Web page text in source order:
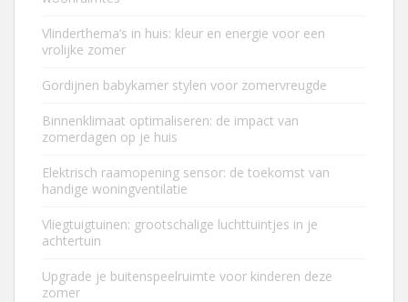
Vlinderthema’s in huis: kleur en energie voor een
vrolijke zomer
Gordijnen babykamer stylen voor zomervreugde
Binnenklimaat optimaliseren: de impact van
zomerdagen op je huis
Elektrisch raamopening sensor: de toekomst van
handige woningventilatie
Vliegtuigtuinen: grootschalige luchttuintjes in je
achtertuin
Upgrade je buitenspeelruimte voor kinderen deze
zomer